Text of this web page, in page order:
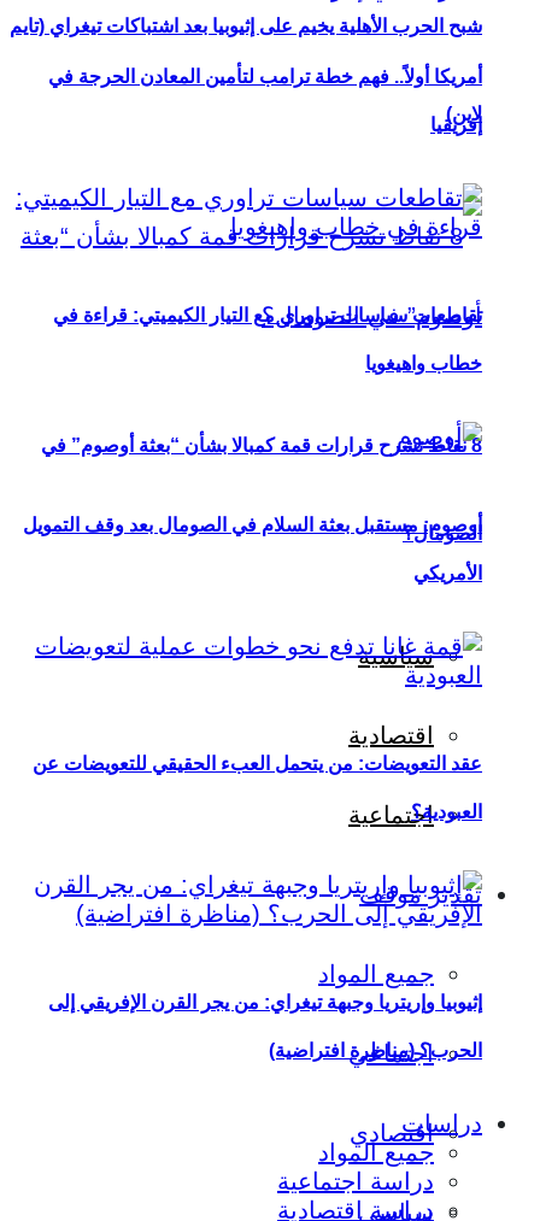
شبح الحرب الأهلية يخيم على إثيوبيا بعد اشتباكات تيغراي (تايم
لاين)
8 نقاط تشرح قرارات قمة كمبالا بشأن “بعثة أوصوم” في
الصومال؟
سياسية
اقتصادية
اجتماعية
تقدير موقف
جميع المواد
اجتماعي
اقتصادي
سياسي
أمريكا أولاً.. فهم خطة ترامب لتأمين المعادن الحرجة في
إفريقيا
تقاطعات سياسات تراوري مع التيار الكيميتي: قراءة في
خطاب واهيغويا
أوصوم: مستقبل بعثة السلام في الصومال بعد وقف التمويل
الأمريكي
عقد التعويضات: من يتحمل العبء الحقيقي للتعويضات عن
العبودية؟
إثيوبيا وإريتريا وجبهة تيغراي: من يجر القرن الإفريقي إلى
الحرب؟ (مناظرة افتراضية)
دراسات
جميع المواد
دراسة اجتماعية
دراسة اقتصادية